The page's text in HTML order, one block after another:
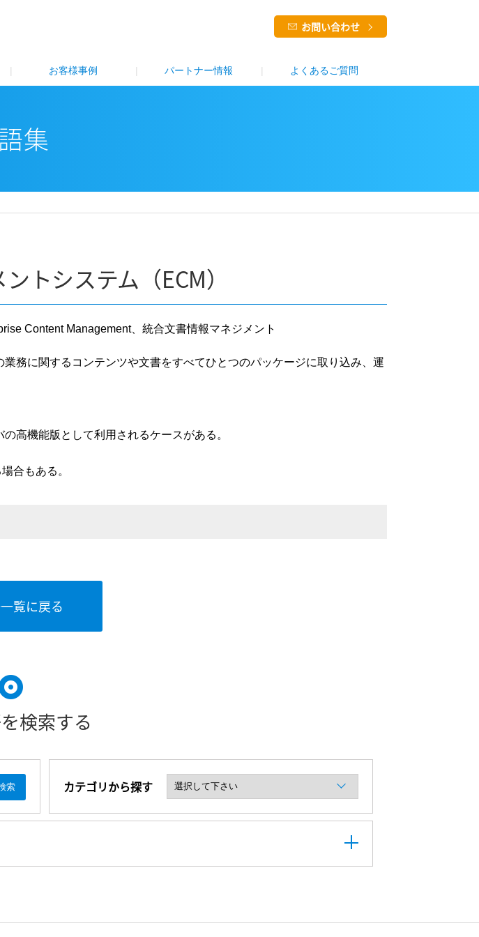
お問い合わせ
お客様事例 パートナー情報 よくあるご質問
集
トシステム（ECM）
Content Management、統合文書情報マネジメント
務に関するコンテンツや文書をすべてひとつのパッケージに取り込み、運
高機能版として利用されるケースがある。
合もある。
覧に戻る
検索する
索 カテゴリから探す